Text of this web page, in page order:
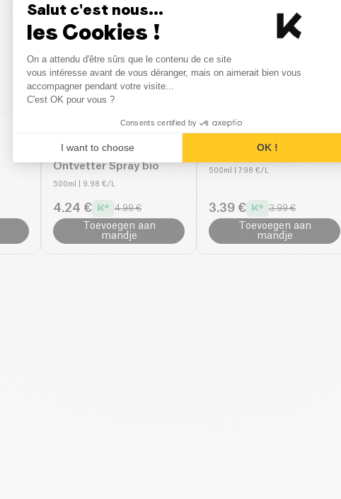
Enzymatische Keuken
Ontvetter Spray bio
500ml | 9.98 €/L
4.24 € 4.99 €
Toevoegen aan
mandje
Eezym
Vaatwas Spray bio
500ml | 7.98 €/L
3.39 € 3.99 €
Toevoegen aan
mandje
Salut c'est nous...
les Cookies !
Consent Management
On a attendu d'être sûrs que le contenu de ce site
vous intéresse avant de vous déranger, mais on aimerait bien vous
accompagner pendant votre visite...
C'est OK pour vous ?
Consents certified by
I want to choose OK !
Axeptio consent